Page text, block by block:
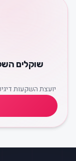
שוקלים
יועצת השקעות